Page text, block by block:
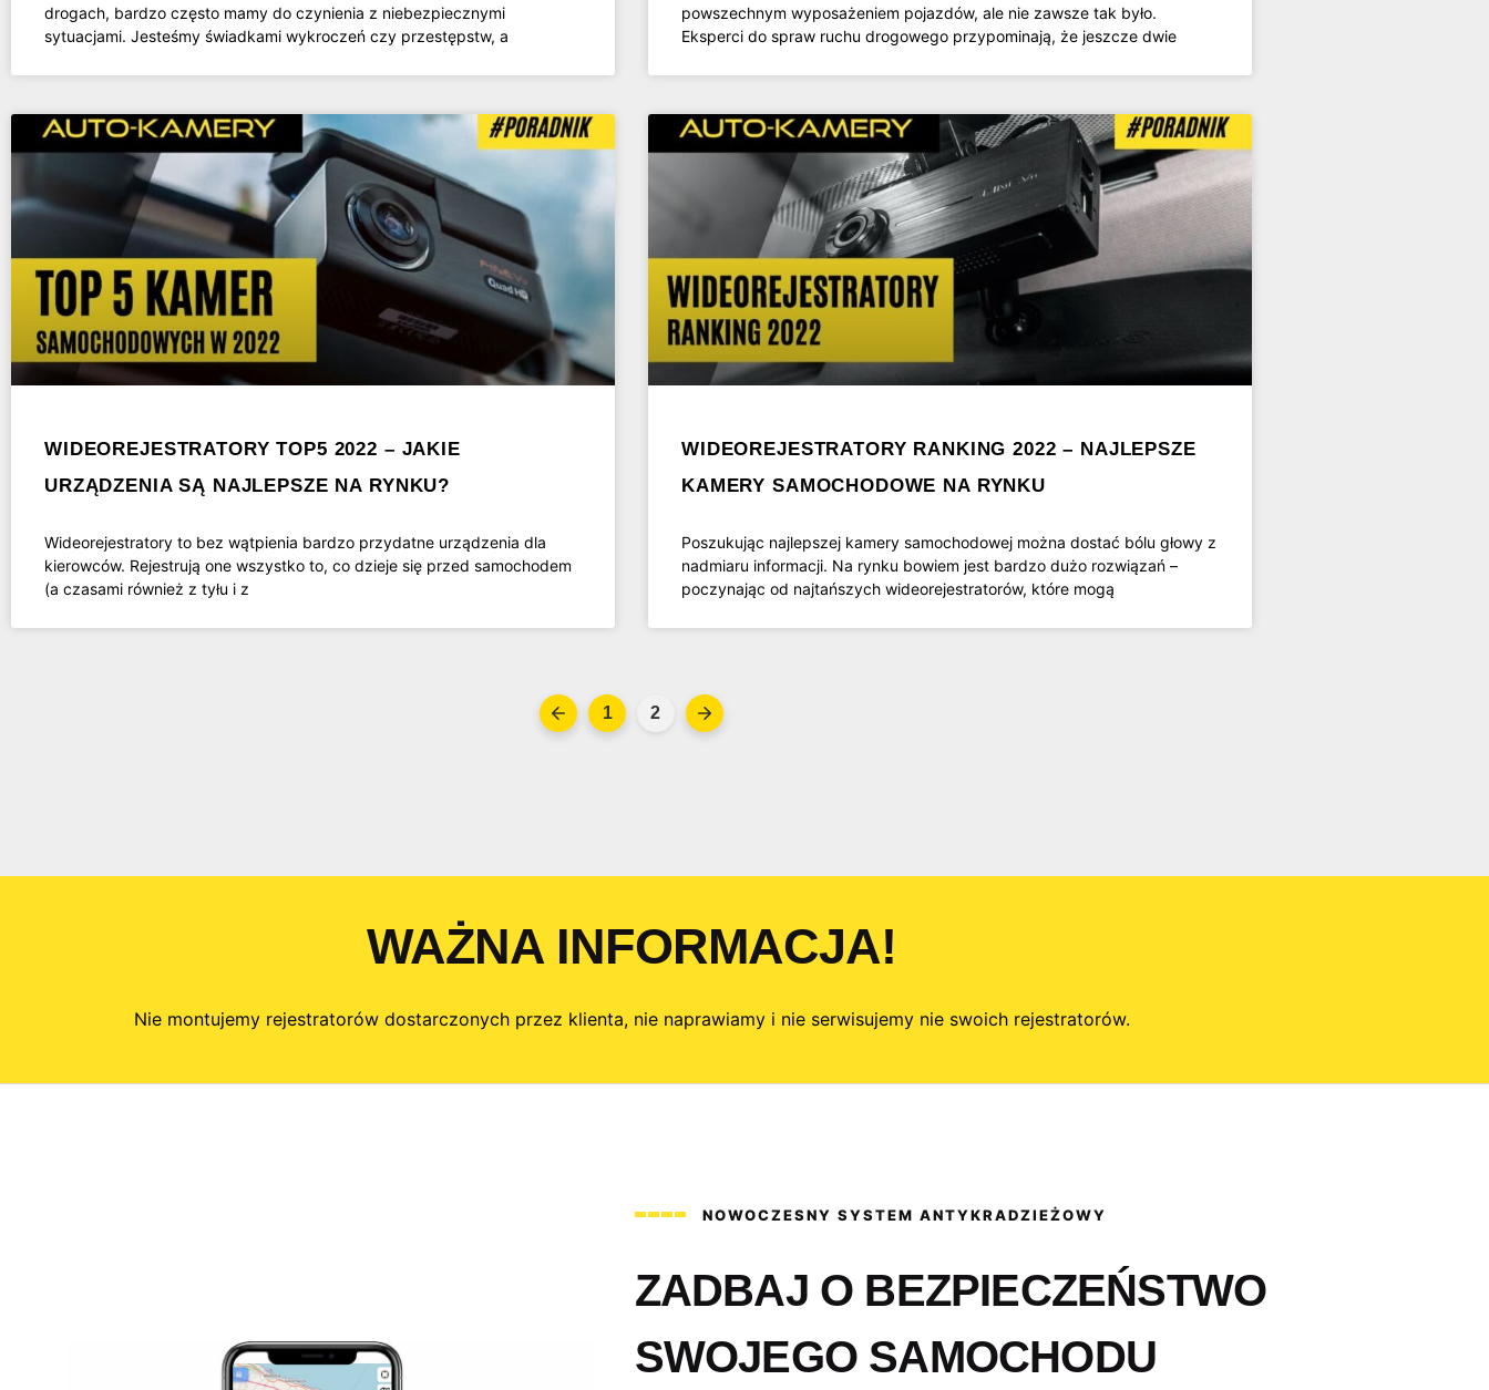
drogach, bardzo często mamy do czynienia z niebezpiecznymi
sytuacjami. Jesteśmy świadkami wykroczeń czy przestępstw, a
powszechnym wyposażeniem pojazdów, ale nie zawsze tak było.
Eksperci do spraw ruchu drogowego przypominają, że jeszcze dwie
WIDEOREJESTRATORY TOP5 2022 – JAKIE
URZĄDZENIA SĄ NAJLEPSZE NA RYNKU?
Wideorejestratory to bez wątpienia bardzo przydatne urządzenia dla
kierowców. Rejestrują one wszystko to, co dzieje się przed samochodem
(a czasami również z tyłu i z
WIDEOREJESTRATORY RANKING 2022 – NAJLEPSZE
KAMERY SAMOCHODOWE NA RYNKU
Poszukując najlepszej kamery samochodowej można dostać bólu głowy z
nadmiaru informacji. Na rynku bowiem jest bardzo dużo rozwiązań –
poczynając od najtańszych wideorejestratorów, które mogą
1 2
WAŻNA INFORMACJA!
Nie montujemy rejestratorów dostarczonych przez klienta, nie naprawiamy i nie serwisujemy nie swoich rejestratorów.
NOWOCZESNY SYSTEM ANTYKRADZIEŻOWY
ZADBAJ O BEZPIECZEŃSTWO
SWOJEGO SAMOCHODU